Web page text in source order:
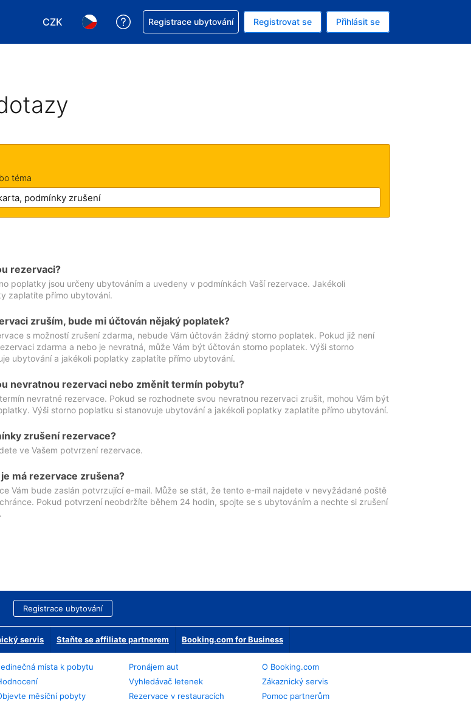
CZK
Vyberte si měnu. Aktuálně zvolená měna: Česká koruna
Vyberte si jazyk. Aktuálně zvolený jazyk: V češtině
Asistence s rezervací
Registrace ubytování Registrovat se Přihlásit se
téma
rezervaci?
poplatky jsou určeny ubytováním a uvedeny v podmínkách Vaší rezervace. Jakékoli
zaplatíte přímo ubytování.
zruším, bude mi účtován nějaký poplatek?
s možností zrušení zdarma, nebude Vám účtován žádný storno poplatek. Pokud již není
zdarma a nebo je nevratná, může Vám být účtován storno poplatek. Výši storno
ubytování a jakékoli poplatky zaplatíte přímo ubytování.
nevratnou rezervaci nebo změnit termín pobytu?
nevratné rezervace. Pokud se rozhodnete svou nevratnou rezervaci zrušit, mohou Vám být
Výši storno poplatku si stanovuje ubytování a jakékoli poplatky zaplatíte přímo ubytování.
zrušení rezervace?
ve Vašem potvrzení rezervace.
má rezervace zrušena?
Vám bude zaslán potvrzující e-mail. Může se stát, že tento e-mail najdete v nevyžádané poště
Pokud potvrzení neobdržíte během 24 hodin, spojte se s ubytováním a nechte si zrušení
Registrace ubytování
servis Staňte se affiliate partnerem Booking.com for Business
místa k pobytu
měsíční pobyty
Pronájem aut
Vyhledávač letenek
Rezervace v restauracích
O Booking.com
Zákaznický servis
Pomoc partnerům